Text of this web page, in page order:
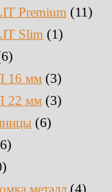
Premium (11)
Slim (1)
16 мм (3)
22 мм (3)
(6)
металл (4)